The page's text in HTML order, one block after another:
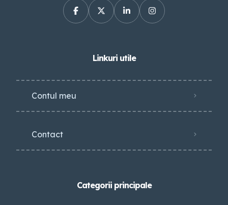
Linkuri utile
Contul meu
Contact
Categorii principale